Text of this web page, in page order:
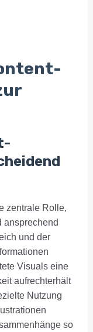
zentrale Rolle,
ansprechend
und der
Visuals eine
aufrechterhält
Nutzung
so